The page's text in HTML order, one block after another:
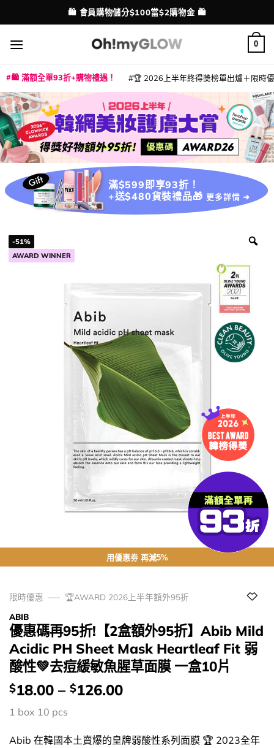
to
content
配送港澳
💳 支援消費券、FPS、八達通、PAYME、信用卡付款
0
🛍️ 滿額全單93折+購物禮遇！ 🏆 2026上半年終得奬榜單出爐＋限時
滿$599即享93折！
+送$480貨裝禮品🎁 更多詳情 ➜
-51%
AWARD WINNER
用優惠劵 再減5%
限時優惠
🏆AWARD 2026上半年額外95折
ABIB
優惠碼再95折!【2盒額外95折】Abib Mild
Acidic PH Sheet Mask Heartleaf Fit 弱
酸性💚去痘緩敏魚腥草面膜 一盒10片
價
錢：
$18.00 – $126.00
1 box 10 pcs
Abib 在韓國本土賣爆的皇牌弱酸性系列面膜 🏆 2023全年